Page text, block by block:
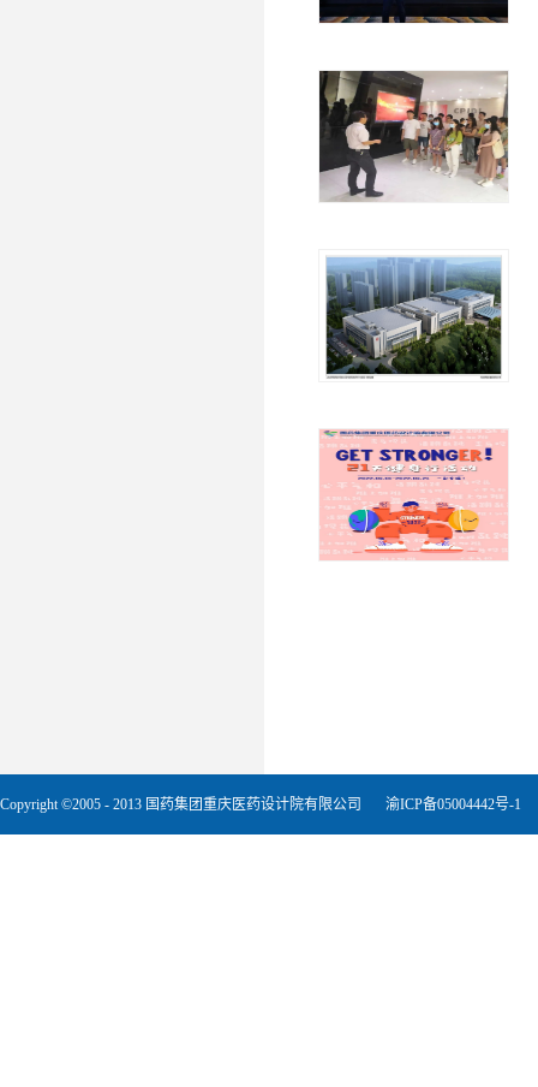
Copyright ©2005 - 2013 国药集团重庆医药设计院有限公司 渝ICP备05004442号-1